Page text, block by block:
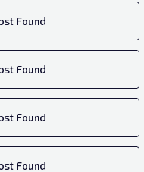
Found
Found
Found
Found